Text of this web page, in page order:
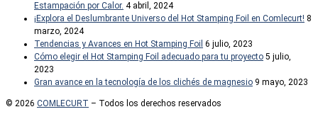
Estampación por Calor. 4 abril, 2024
¡Explora el Deslumbrante Universo del Hot Stamping Foil en Comlecurt! 8
marzo, 2024
Tendencias y Avances en Hot Stamping Foil 6 julio, 2023
Cómo elegir el Hot Stamping Foil adecuado para tu proyecto 5 julio,
2023
Gran avance en la tecnología de los clichés de magnesio 9 mayo, 2023
© 2026 COMLECURT – Todos los derechos reservados